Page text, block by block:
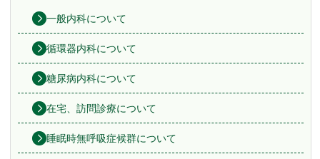
一般内科について
循環器内科について
糖尿病内科について
在宅、訪問診療について
睡眠時無呼吸症候群について